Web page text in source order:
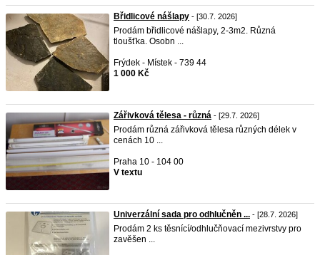
Břidlicové nášlapy - [30.7. 2026]
Prodám břidlicové nášlapy, 2-3m2. Různá
tloušťka. Osobn ...
Frýdek - Místek - 739 44
1 000 Kč
Zářivková tělesa - různá - [29.7. 2026]
Prodám různá zářivková tělesa různých délek v
cenách 10 ...
Praha 10 - 104 00
V textu
Univerzální sada pro odhlučněn ... - [28.7. 2026]
Prodám 2 ks těsnící/odhlučňovací mezivrstvy pro
zavěšen ...